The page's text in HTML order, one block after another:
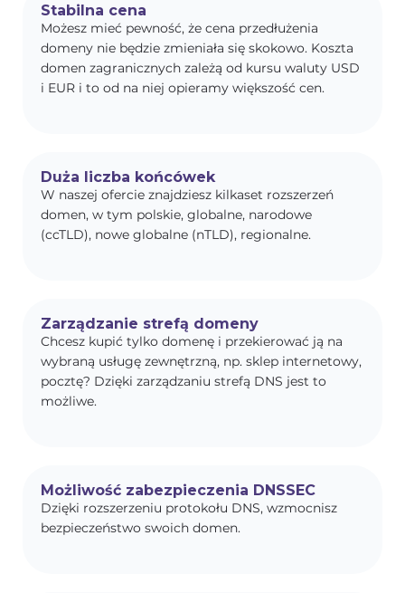
Stabilna cena
Możesz mieć pewność, że cena przedłużenia
domeny nie będzie zmieniała się skokowo. Koszta
domen zagranicznych zależą od kursu waluty USD
i EUR i to od na niej opieramy większość cen.
Duża liczba końcówek
W naszej ofercie znajdziesz kilkaset rozszerzeń
domen, w tym polskie, globalne, narodowe
(ccTLD), nowe globalne (nTLD), regionalne.
Zarządzanie strefą domeny
Chcesz kupić tylko domenę i przekierować ją na
wybraną usługę zewnętrzną, np. sklep internetowy,
pocztę? Dzięki zarządzaniu strefą DNS jest to
możliwe.
Możliwość zabezpieczenia DNSSEC
Dzięki rozszerzeniu protokołu DNS, wzmocnisz
bezpieczeństwo swoich domen.